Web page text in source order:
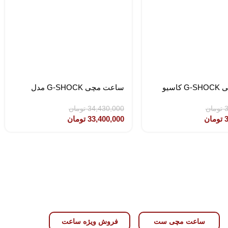
ساعت مچی G-SHOCK کاسیو
تومان
تومان
ساعت مچی G-SHOCK مدل
34,430,000 تومان
33,400,000 تومان
ساعت مچی ست فروش ویژه ساعت